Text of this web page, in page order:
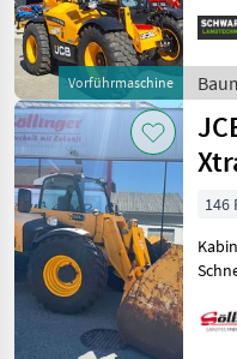
Vorführmaschine
km/
-/
/
146